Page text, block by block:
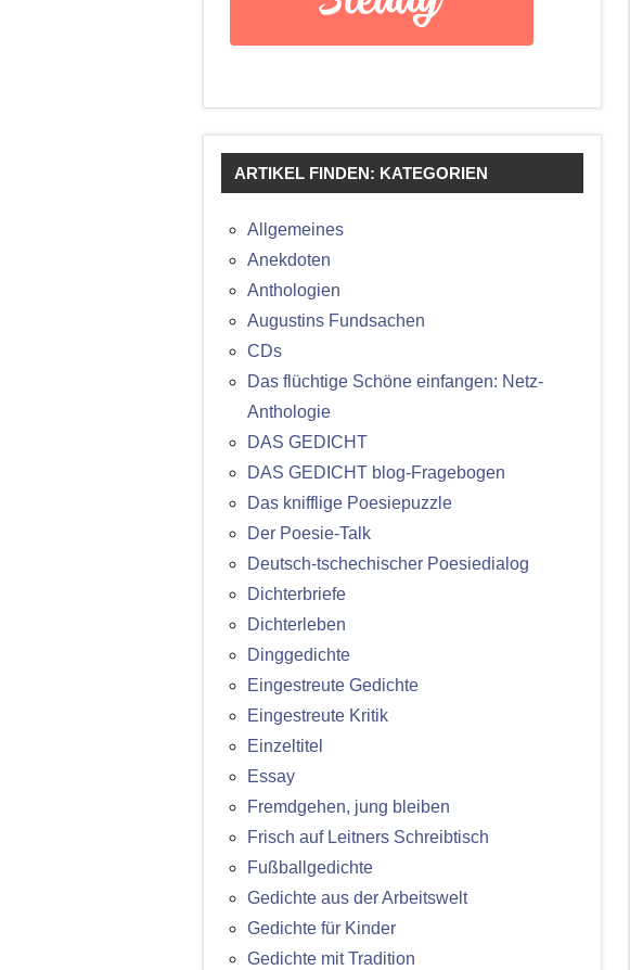
ARTIKEL FINDEN: KATEGORIEN
Allgemeines
Anekdoten
Anthologien
Augustins Fundsachen
CDs
Das flüchtige Schöne einfangen: Netz-
Anthologie
DAS GEDICHT
DAS GEDICHT blog-Fragebogen
Das knifflige Poesiepuzzle
Der Poesie-Talk
Deutsch-tschechischer Poesiedialog
Dichterbriefe
Dichterleben
Dinggedichte
Eingestreute Gedichte
Eingestreute Kritik
Einzeltitel
Essay
Fremdgehen, jung bleiben
Frisch auf Leitners Schreibtisch
Fußballgedichte
Gedichte aus der Arbeitswelt
Gedichte für Kinder
Gedichte mit Tradition